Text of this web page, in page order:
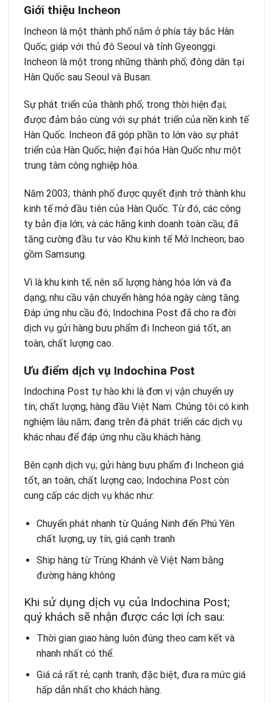
Giới thiệu Incheon
Incheon là một thành phố nằm ở phía tây bắc Hàn
Quốc; giáp với thủ đô Seoul và tỉnh Gyeonggi.
Incheon là một trong những thành phố; đông dân tại
Hàn Quốc sau Seoul và Busan.
Sự phát triển của thành phố; trong thời hiện đại;
được đảm bảo cùng với sự phát triển của nền kinh tế
Hàn Quốc. Incheon đã góp phần to lớn vào sự phát
triển của Hàn Quốc; hiện đại hóa Hàn Quốc như một
trung tâm công nghiệp hóa.
Năm 2003; thành phố được quyết định trở thành khu
kinh tế mở đầu tiên của Hàn Quốc. Từ đó, các công
ty bản địa lớn; và các hãng kinh doanh toàn cầu; đã
tăng cường đầu tư vào Khu kinh tế Mở Incheon; bao
gồm Samsung.
Vì là khu kinh tế; nên số lượng hàng hóa lớn và đa
dạng; nhu cầu vận chuyển hàng hóa ngày càng tăng.
Đáp ứng nhu cầu đó; Indochina Post đã cho ra đời
dịch vụ gửi hàng bưu phẩm đi Incheon giá tốt, an
toàn, chất lượng cao.
Ưu điểm dịch vụ Indochina Post
Indochina Post tự hào khi là đơn vị vận chuyển uy
tín; chất lượng; hàng đầu Việt Nam. Chúng tôi có kinh
nghiệm lâu năm; đang trên đà phát triển các dịch vụ
khác nhau để đáp ứng nhu cầu khách hàng.
Bên cạnh dịch vụ; gửi hàng bưu phẩm đi Incheon giá
tốt, an toàn, chất lượng cao; Indochina Post còn
cung cấp các dịch vụ khác như:
Chuyển phát nhanh từ Quảng Ninh đến Phú Yên
chất lượng, uy tín, giá cạnh tranh
Ship hàng từ Trùng Khánh về Việt Nam bằng
đường hàng không
Khi sử dụng dịch vụ của Indochina Post;
quý khách sẽ nhận được các lợi ích sau:
Thời gian giao hàng luôn đúng theo cam kết và
nhanh nhất có thể.
Giá cả rất rẻ; cạnh tranh; đặc biệt, đưa ra mức giá
hấp dẫn nhất cho khách hàng.